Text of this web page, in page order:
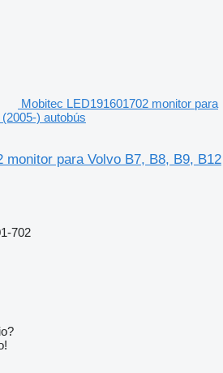
Mobitec LED191601702 monitor para
) autobús
monitor para Volvo B7, B8, B9, B12
702